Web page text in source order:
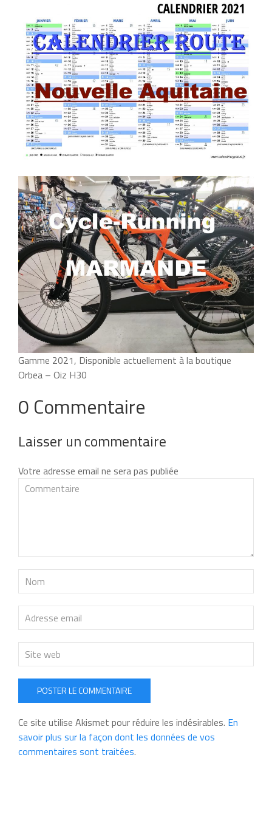
Gamme 2021, Disponible actuellement à la boutique
Orbea – Oiz H30
0 Commentaire
Laisser un commentaire
Votre adresse email ne sera pas publiée
POSTER LE COMMENTAIRE
Ce site utilise Akismet pour réduire les indésirables. En
savoir plus sur la façon dont les données de vos
commentaires sont traitées.